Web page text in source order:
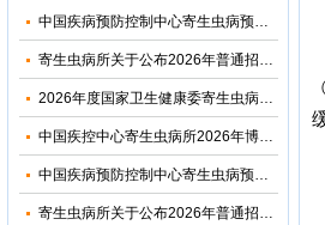
中国疾病预防控制中心寄生虫病预防控制所（国家热带病研究中心）2026年优秀大学生夏令营活动招收简章
寄生虫病所关于公布2026年普通招考博士考生调剂复试名单的通知
2026年度国家卫生健康委寄生虫病原与媒介生物学重点实验室开放课题申请通知
中国疾控中心寄生虫病所2026年博士研究生招生调剂信息公布
中国疾病预防控制中心寄生虫病预防控制所2026年部门预算
寄生虫病所关于公布2026年普通招考公共卫生博士考生复试名单的通知